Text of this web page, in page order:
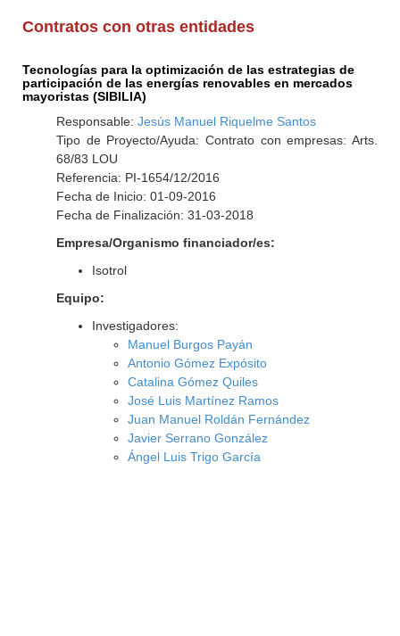
Contratos con otras entidades
Tecnologías para la optimización de las estrategias de
participación de las energías renovables en mercados
mayoristas (SIBILIA)
Responsable: Jesús Manuel Riquelme Santos
Tipo de Proyecto/Ayuda: Contrato con empresas: Arts.
68/83 LOU
Referencia: PI-1654/12/2016
Fecha de Inicio: 01-09-2016
Fecha de Finalización: 31-03-2018
Empresa/Organismo financiador/es:
Isotrol
Equipo:
Investigadores:
Manuel Burgos Payán
Antonio Gómez Expósito
Catalina Gómez Quiles
José Luis Martínez Ramos
Juan Manuel Roldán Fernández
Javier Serrano González
Ángel Luis Trigo García